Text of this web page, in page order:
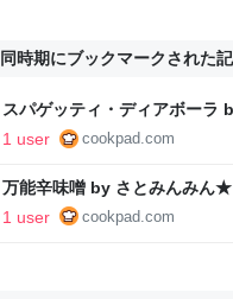
同時期にブックマークされた
スパゲッティ・ディアボーラ
1 user
cookpad.com
万能辛味噌 by さとみんみん★
1 user
cookpad.com